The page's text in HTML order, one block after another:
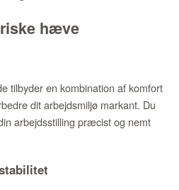
hæve
tilbyder en kombination af komfort
dit arbejdsmiljø markant. Du
arbejdsstilling præcist og nemt